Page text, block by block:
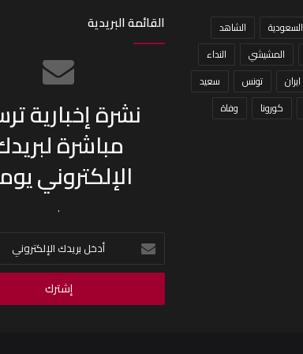
السعودية
الشاهد
المشيشي
النداء
ايران تونس
سعيد
كورونا
وفاة
القائمة البريدية
نشرة إخبارية
مباشرة
الإلكتروني
.
أدخل
بريدك
الإلكتروني